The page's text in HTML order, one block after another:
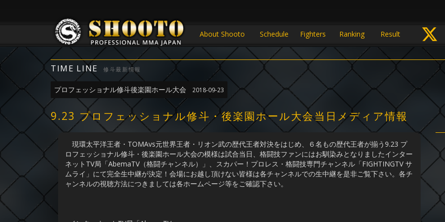
About Shooto Schedule Fighters Ranking Result
TIME LINE 修斗最新情報
プロフェッショナル修斗後楽園ホール大会 2018-09-23
9.23 プロフェッショナル修斗・後楽園ホール大会当日メディア情報
現環太平洋王者・TOMAvs元世界王者・リオン武の歴代王者対決をはじめ、６名もの歴代王者が揃う9.23 プ
ロフェッショナル修斗・後楽園ホール大会の模様は試合当日、格闘技ファンにはお馴染みとなりましたインター
ネットTV局「AbemaTV（格闘チャンネル）」、スカパー！プロレス・格闘技専門チャンネル「FIGHTINGTV サ
ムライ」にて完全生中継が決定！会場にお越し頂けない皆様は各チャンネルでの生中継を是非ご覧下さい。各チ
ャンネルの視聴方法につきましては各ホームページ等をご確認下さい。